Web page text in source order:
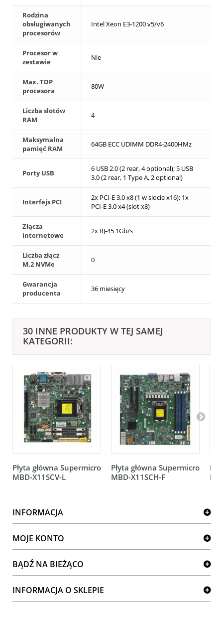
Rodzina
obsługiwanych
procesorów
Intel Xeon E3-1200 v5/v6
Procesor w
zestawie
Nie
Max. TDP
procesora
80W
Liczba slotów
RAM
4
Maksymalna
pamięć RAM
64GB ECC UDIMM DDR4-2400HMz
Porty USB
6 USB 2.0 (2 rear, 4 optional); 5 USB
3.0 (2 rear, 1 Type A, 2 optional)
Interfejs PCI
2x PCI-E 3.0 x8 (1 w slocie x16); 1x
PCI-E 3.0 x4 (slot x8)
Złącza
internetowe
2x RJ-45 1Gb/s
Liczba złącz
M.2 NVMe
0
Gwarancja
producenta
36 miesięcy
30 INNE PRODUKTY W TEJ SAMEJ
KATEGORII:
Płyta główna Supermicro
MBD-X11SCV-L
Płyta główna Supermicro
MBD-X11SCH-F
INFORMACJA
MOJE KONTO
BĄDŹ NA BIEŻĄCO
INFORMACJA O SKLEPIE